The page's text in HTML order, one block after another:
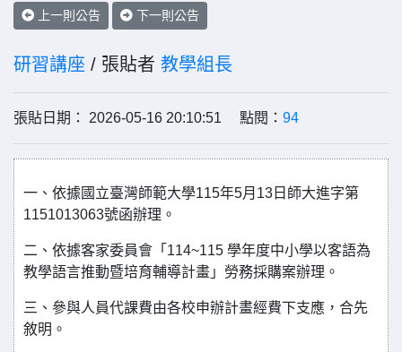
上一則公告 下一則公告
研習講座 / 張貼者 教學組長
張貼日期： 2026-05-16 20:10:51 點閱： 94
一、依據國立臺灣師範大學115年5月13日師大進字第
1151013063號函辦理。
二、依據客家委員會「114~115 學年度中小學以客語為
教學語言推動暨培育輔導計畫」勞務採購案辦理。
三、參與人員代課費由各校申辦計畫經費下支應，合先
敘明。